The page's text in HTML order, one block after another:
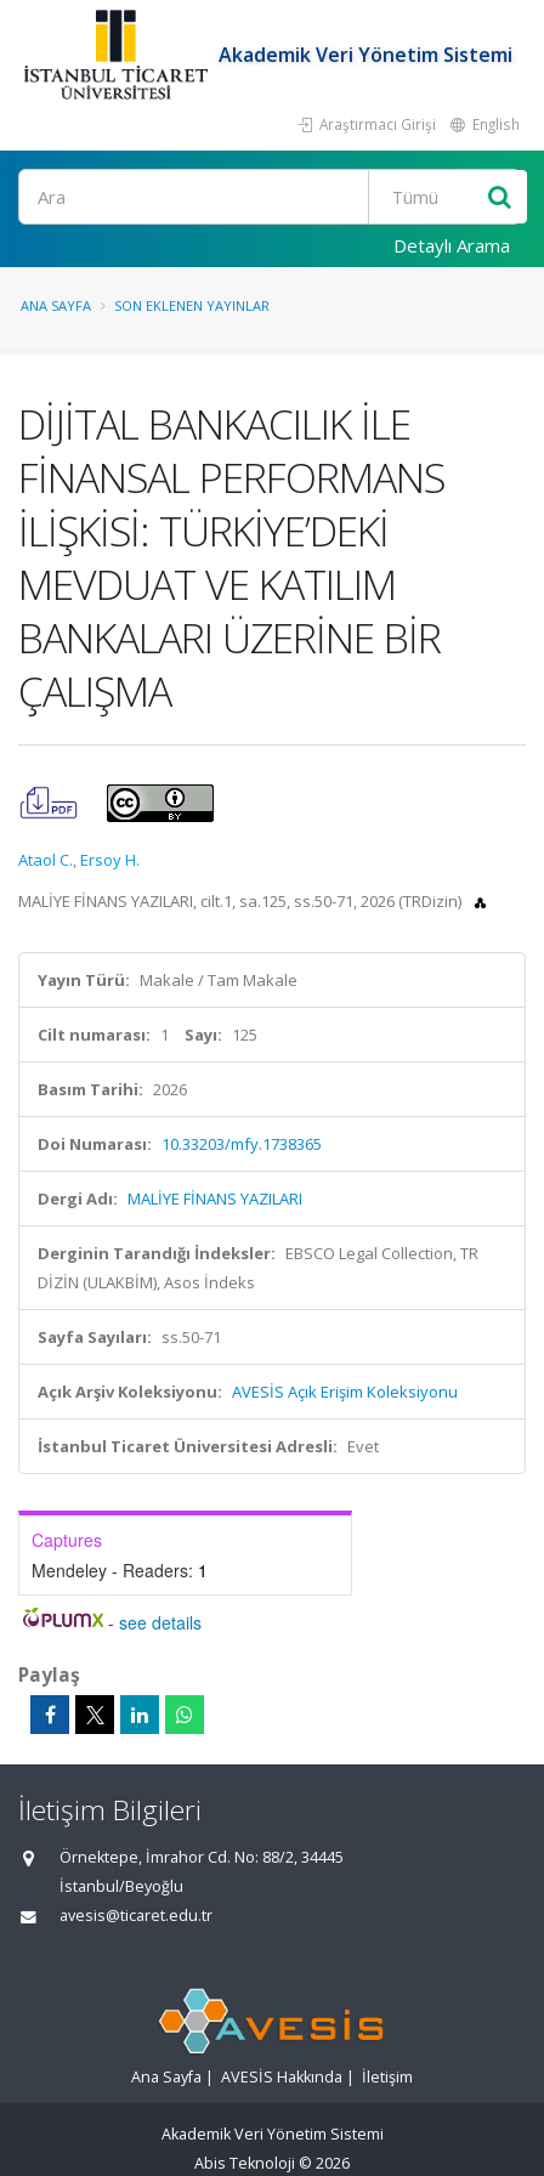
Akademik Veri Yönetim Sistemi
Araştırmacı Girişi English
Ara
Detaylı Arama
ANA SAYFA SON EKLENEN YAYINLAR
DİJİTAL BANKACILIK İLE
FİNANSAL PERFORMANS
İLİŞKİSİ: TÜRKİYE’DEKİ
MEVDUAT VE KATILIM
BANKALARI ÜZERİNE BİR
ÇALIŞMA
Ataol C.,Ersoy H.
MALİYE FİNANS YAZILARI, cilt.1, sa.125, ss.50-71, 2026 (TRDizin)
Yayın Türü: Makale / Tam Makale
Cilt numarası: 1 Sayı: 125
Basım Tarihi: 2026
Doi Numarası: 10.33203/mfy.1738365
Dergi Adı: MALİYE FİNANS YAZILARI
Derginin Tarandığı İndeksler: EBSCO Legal Collection, TR
DİZİN (ULAKBİM), Asos İndeks
Sayfa Sayıları: ss.50-71
Açık Arşiv Koleksiyonu: AVESİS Açık Erişim Koleksiyonu
İstanbul Ticaret Üniversitesi Adresli: Evet
Captures
Mendeley - Readers: 1
- see details
Paylaş
İletişim Bilgileri
Örnektepe, İmrahor Cd. No: 88/2, 34445
İstanbul/Beyoğlu
avesis@ticaret.edu.tr
Ana Sayfa | AVESİS Hakkında | İletişim
Akademik Veri Yönetim Sistemi
Abis Teknoloji © 2026